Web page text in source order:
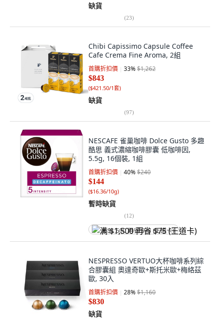
缺貨
(23)
Chibi Capissimo Capsule Coffee
Cafe Crema Fine Aroma, 2組
首購折扣價 33%$1,262
$843
($421.50/1套)
缺貨
(97)
NESCAFE 雀巢咖啡 Dolce Gusto 多趣
酷思 義式濃縮咖啡膠囊 低咖啡因,
5.5g, 16個裝, 1組
首購折扣價 40%$240
$144
($16.36/10g)
暫時缺貨
(12)
满 $1,500 再省 $75 (王道卡)
NESPRESSO VERTUO大杯咖啡系列綜
合膠囊組 奧達奇歐+斯托米歐+梅絡茲
歐, 30入
首購折扣價 28%$1,160
$830
缺貨